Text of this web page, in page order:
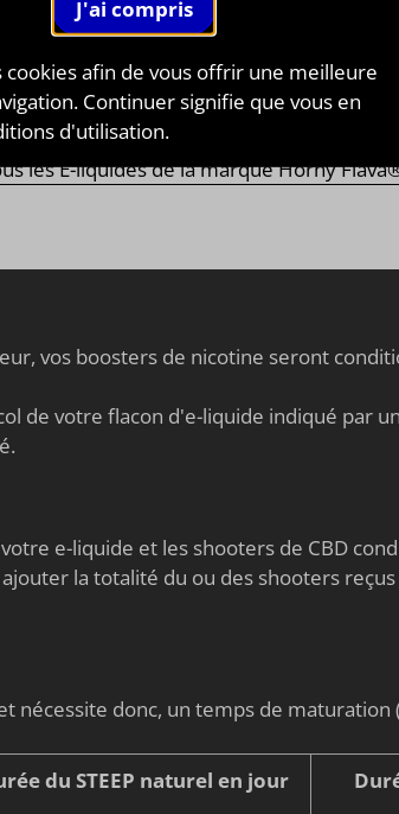
saveurs explosivessous forme d'
que fruités
dans la plus pure
notamment leHorny Mangoau
! Undélicieux e-liquide fruité.
les E-liquides de la marque Horny
vos boosters de nicotine seront
de votre flacon d'e-liquide indiqué par
e-liquide et les shooters de CBD
la totalité du ou des shooters
nécessite donc, un temps de
du STEEP naturel en jour
cookies afin de vous offrir une meilleure
Continuer signifie que vous en
d'utilisation.